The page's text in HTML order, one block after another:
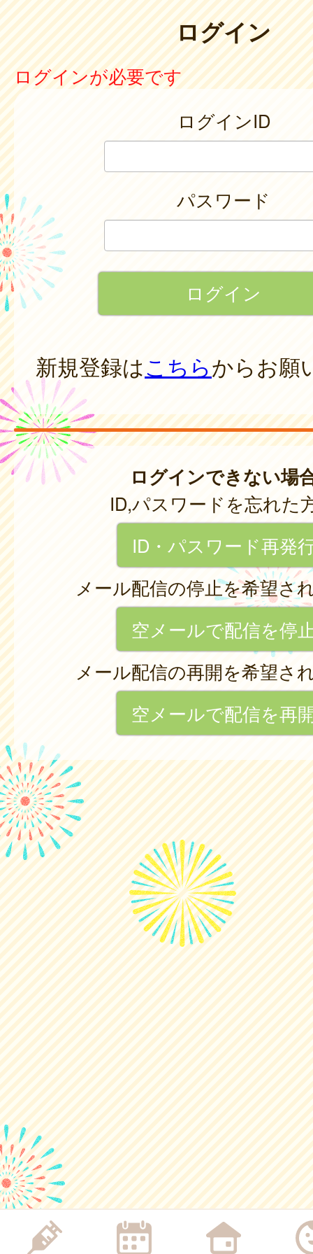
ログイン
ログインが必要です
ログインID
パスワード
新規登録はこちらからお願
ログインできない場
ID,パスワードを忘れた
ID・パスワード再発
メール配信の停止を希望さ
空メールで配信を停
メール配信の再開を希望さ
空メールで配信を再